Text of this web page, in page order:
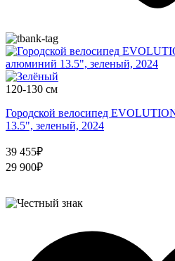
120-130 см
Городской велосипед
13.5", зеленый, 2024
39 455₽
29 900₽